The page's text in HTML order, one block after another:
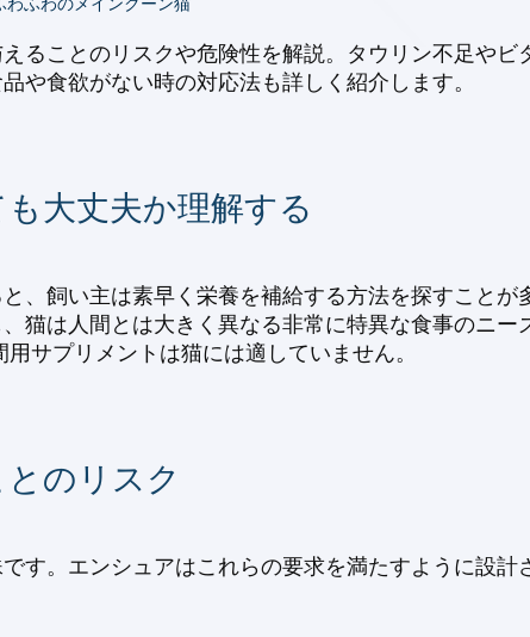
ることのリスクや危険性を解説。タウリン不足や
や食欲がない時の対応法も詳しく紹介します。
大丈夫か理解する
、飼い主は素早く栄養を補給する方法を探すこと
猫は人間とは大きく異なる非常に特異な食事のニー
サプリメントは猫には適していません。
のリスク
す。エンシュアはこれらの要求を満たすように設